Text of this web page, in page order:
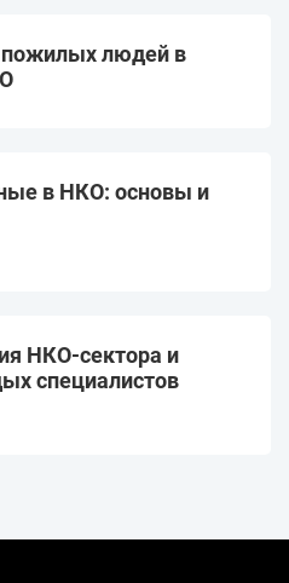
пожилых людей в
в НКО: основы и
НКО-сектора и
специалистов